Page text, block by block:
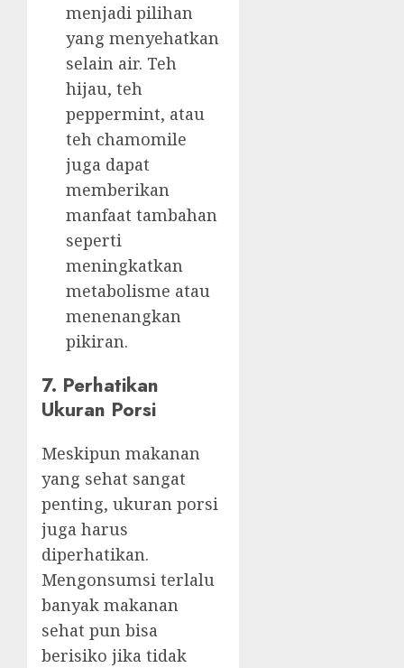
menjadi pilihan
yang menyehatkan
selain air. Teh
hijau, teh
peppermint, atau
teh chamomile
juga dapat
memberikan
manfaat tambahan
seperti
meningkatkan
metabolisme atau
menenangkan
pikiran.
7. Perhatikan
Ukuran Porsi
Meskipun makanan
yang sehat sangat
penting, ukuran porsi
juga harus
diperhatikan.
Mengonsumsi terlalu
banyak makanan
sehat pun bisa
berisiko jika tidak